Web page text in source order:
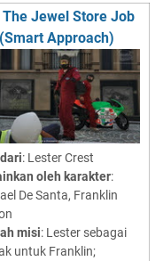
The Jewel Store Job
(Smart Approach)
: Lester Crest
oleh karakter:
De Santa, Franklin
misi: Lester sebagai
untuk Franklin;